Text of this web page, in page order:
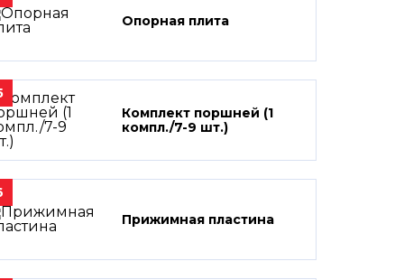
Опорная плита
Комплект поршней (1
компл./7-9 шт.)
Прижимная пластина